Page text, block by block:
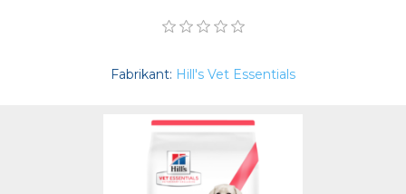
Fabrikant: Hill's Vet Essentials